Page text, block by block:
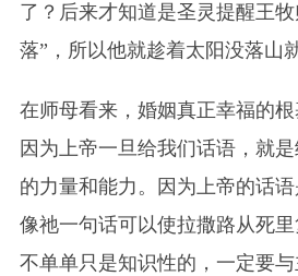
了？后来才知道是圣灵提醒王牧
落”，所以他就趁着太阳没落山
在师母看来，婚姻真正幸福的根
因为上帝一旦给我们话语，就
的力量和能力。因为上帝的话
像祂一句话可以使拉撒路从死
不单单只是知识性的，一定要